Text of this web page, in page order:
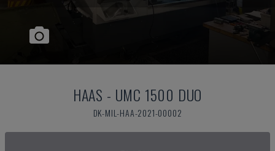
HAAS - UMC 1500 DUO
DK-MIL-HAA-2021-00002